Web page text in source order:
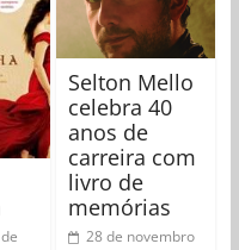
Selton Mello
celebra 40
anos de
carreira com
livro de
memórias
28 de novembro